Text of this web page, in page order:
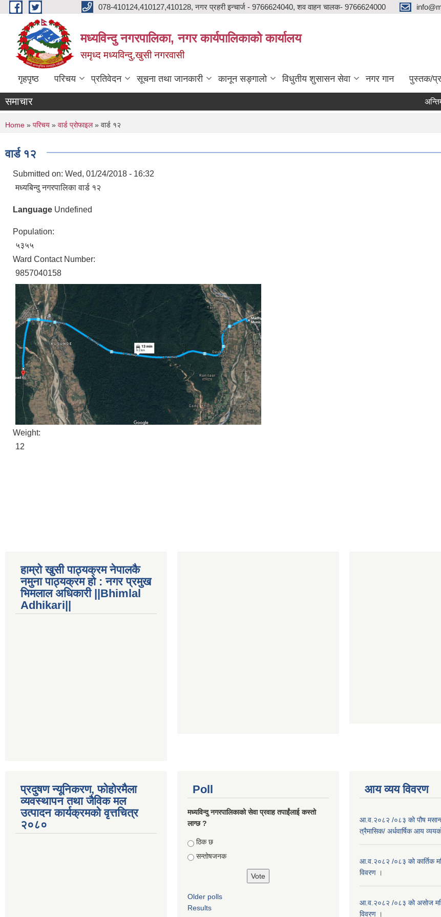
Skip to main content 078-410124,410127,410128, नगर प्रहरी इन्चार्ज - 9766624040, शव वाहन चालक- 9766624000
मध्यविन्दु नगरपालिका, नगर कार्यपालिकाको कार्यालय
समृध्द मध्यविन्दु,खुसी नगरवासी
गृहपृष्ठ परिचय प्रतिवेदन सूचना तथा जानकारी कानून सङ्गालो विधुतीय शुसासन सेवा नगर गान पुस्तक/
समाचार अन्तिम
You are here
Home » परिचय » वार्ड प्रोफाइल» वार्ड १२
वार्ड १२
Submitted on: Wed, 01/24/2018 - 16:32
मध्यबिन्दु नगरपालिका वार्ड १२
Language Undefined
Population:
५३५५
Ward Contact Number:
9857040158
Weight:
12
हाम्रो खुसी पाठ्यक्रम नेपालकै
नमुना पाठ्यक्रम हो : नगर प्रमुख
भिमलाल अधिकारी ||Bhimlal
Adhikari||
प्रदुषण न्यूनिकरण, फोहोरमैला
व्यवस्थापन तथा जैविक मल
उत्पादन कार्यक्रमको वृत्तचित्र
२०८०
Poll
मध्यविन्दु नगरपालिकाको सेवा प्रवाह तपाईंलाई कस्तो
लाग्छ ?
Choices
ठिक छ
सन्तोषजनक
Older polls
Results
आय व्यय विवरण
आ.व.२०८२ /०८३ को पौष
त्रैमासिक/ अर्धवार्षिक आय
आ.व.२०८२ /०८३ को कार्तिक
विवरण ।
आ.व.२०८२ /०८३ को असाेज
विवरण ।